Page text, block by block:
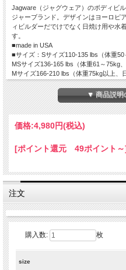
Jagware（ジャグウェア）のボディビ
ジャーブランド。デザインはヨーロピ
ィビルダーだでけでなく日焼け用や水
す。
■made in USA
■サイズ：Sサイズ110-135 lbs（体重50
MSサイズ136-165 lbs（体重61～75kg
Mサイズ166-210 lbs（体重75kg以上、
Ｌサイズ210 lbs～（体重95～113kg、
■素材：ナイロン88％、スパンデックス
■生地の伸び：普通、厚さ：普通
▼ 商品説明
価格:4,980円(税込)
[ポイント還元 49ポイント
注文
購入数: 枚
size